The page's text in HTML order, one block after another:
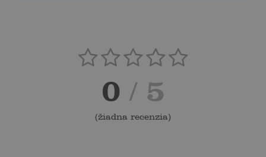
0 / 5
(žiadna recenzia)